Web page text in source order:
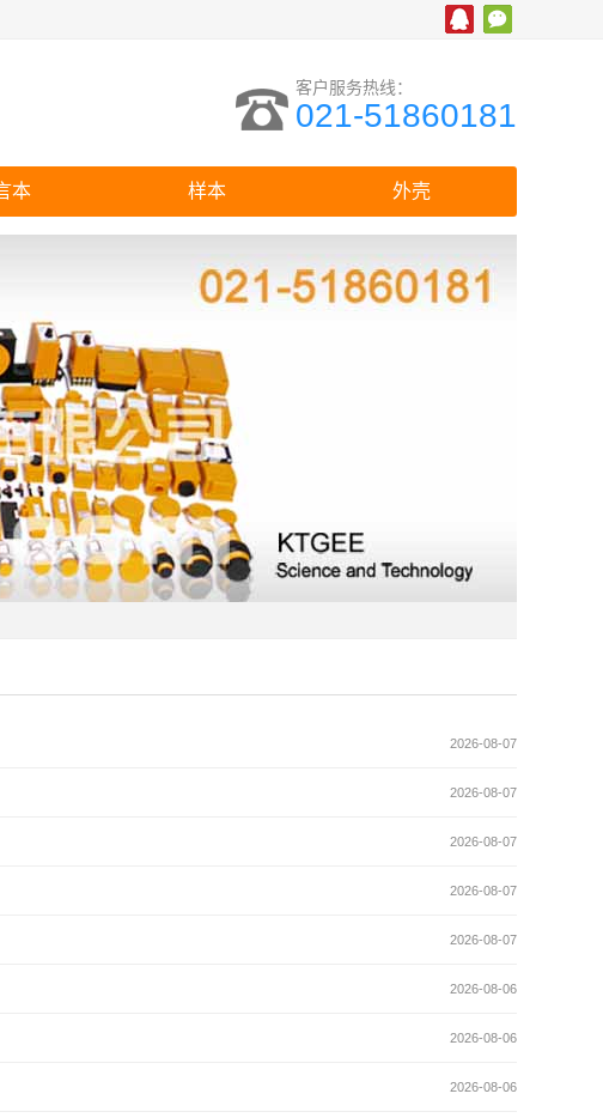
客户服务热线：
021-51860181
本 样本 外壳
2026-08-07
2026-08-07
2026-08-07
2026-08-07
2026-08-07
2026-08-06
2026-08-06
2026-08-06